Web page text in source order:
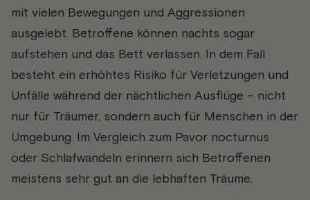
mit vielen Bewegungen und Aggressionen
ausgelebt. Betroffene können nachts sogar
aufstehen und das Bett verlassen. In dem Fall
besteht ein erhöhtes Risiko für Verletzungen und
Unfälle während der nächtlichen Ausflüge – nicht
nur für Träumer, sondern auch für Menschen in der
Umgebung. Im Vergleich zum Pavor nocturnus
oder Schlafwandeln erinnern sich Betroffenen
meistens sehr gut an die lebhaften Träume.